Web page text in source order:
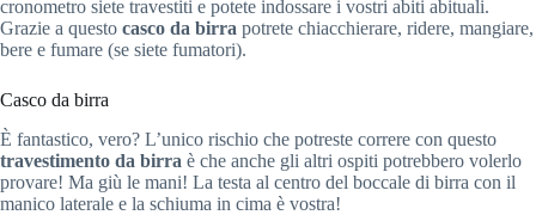
cronometro siete travestiti e potete indossare i vostri abiti abituali.
Grazie a questo casco da birra potrete chiacchierare, ridere, mangiare,
bere e fumare (se siete fumatori).
Casco da birra
È fantastico, vero? L’unico rischio che potreste correre con questo
travestimento da birra è che anche gli altri ospiti potrebbero volerlo
provare! Ma giù le mani! La testa al centro del boccale di birra con il
manico laterale e la schiuma in cima è vostra!